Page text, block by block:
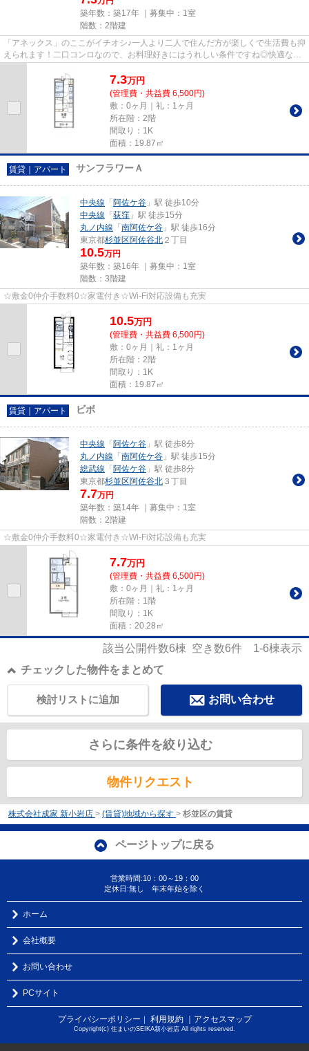
築年数：築17年 ｜募集中： 1室
階数：2階建
「アネックス」のここがイチオシ♪一人より二人で住んだ方が楽しくで生活費も抑
えられます！二口コンロなので、お料理好きにはうれしい条件ですね◎快適な暮
7.3万円
(管理費・共益費 6,500円)
敷：0ヶ月｜礼：1ヶ月
所在階：2階
間取り：1K
面積：19.87㎡
賃貸｜アパート サンフラワーＡ
中央線 「 阿佐ケ谷 」駅 徒歩10分
中央線 「 荻窪 」駅 徒歩15分
丸ノ内線 「 南阿佐ケ谷 」駅 徒歩16分
東京都杉並区阿佐谷北 ２丁目
10.5万円
築年数：築16年 ｜募集中： 1室
階数：3階建
☆敷金0仲介手数料0☆家電付き☆Wi-Fi対応設備も充実
10.5万円
(管理費・共益費 6,500円)
敷：0ヶ月｜礼：1ヶ月
所在階：2階
間取り：1K
面積：19.87㎡
賃貸｜アパート ビボ
中央線 「 阿佐ケ谷 」駅 徒歩8分
丸ノ内線 「 南阿佐ケ谷 」駅 徒歩15分
総武線 「 阿佐ケ谷 」駅 徒歩8分
東京都杉並区阿佐谷北 ３丁目
7.7万円
築年数：築14年 ｜募集中： 1室
階数：2階建
☆敷金0仲介手数料0☆家電付き☆Wi-Fi対応設備も充実
7.7万円
(管理費・共益費 6,500円)
敷：0ヶ月｜礼：1ヶ月
所在階：1階
間取り：1K
面積：20.28㎡
該当公開件数6棟 空き数6件 1-6棟表示
チェックした物件をまとめて
お問い合わせ
検討リストに追加
さらに条件を絞り込む
物件リクエスト
株式会社成家 新小岩店 > (賃貸)地域から探す > 杉並区の賃貸
ページトップに戻る
営業時間:10：00～19：00
定休日:無し 年末年始を除く
ホーム
会社概要
お問い合わせ
PCサイト
プライバシーポリシー ｜ 利用規約 ｜アクセスマップ
Copyright(c) 住まいのSEIKA新小岩店 All rights reserved.